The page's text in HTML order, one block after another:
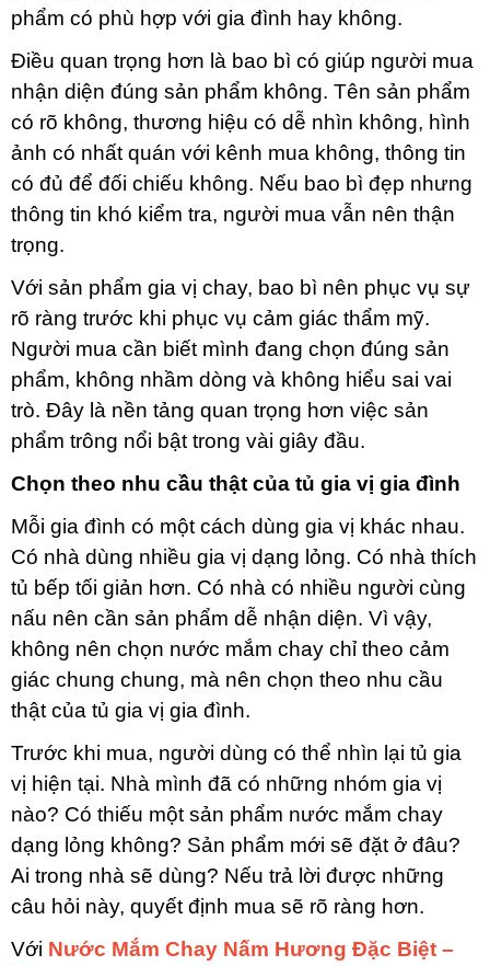
phẩm có phù hợp với gia đình hay không.
Điều quan trọng hơn là bao bì có giúp người mua
nhận diện đúng sản phẩm không. Tên sản phẩm
có rõ không, thương hiệu có dễ nhìn không, hình
ảnh có nhất quán với kênh mua không, thông tin
có đủ để đối chiếu không. Nếu bao bì đẹp nhưng
thông tin khó kiểm tra, người mua vẫn nên thận
trọng.
Với sản phẩm gia vị chay, bao bì nên phục vụ sự
rõ ràng trước khi phục vụ cảm giác thẩm mỹ.
Người mua cần biết mình đang chọn đúng sản
phẩm, không nhầm dòng và không hiểu sai vai
trò. Đây là nền tảng quan trọng hơn việc sản
phẩm trông nổi bật trong vài giây đầu.
Chọn theo nhu cầu thật của tủ gia vị gia đình
Mỗi gia đình có một cách dùng gia vị khác nhau.
Có nhà dùng nhiều gia vị dạng lỏng. Có nhà thích
tủ bếp tối giản hơn. Có nhà có nhiều người cùng
nấu nên cần sản phẩm dễ nhận diện. Vì vậy,
không nên chọn nước mắm chay chỉ theo cảm
giác chung chung, mà nên chọn theo nhu cầu
thật của tủ gia vị gia đình.
Trước khi mua, người dùng có thể nhìn lại tủ gia
vị hiện tại. Nhà mình đã có những nhóm gia vị
nào? Có thiếu một sản phẩm nước mắm chay
dạng lỏng không? Sản phẩm mới sẽ đặt ở đâu?
Ai trong nhà sẽ dùng? Nếu trả lời được những
câu hỏi này, quyết định mua sẽ rõ ràng hơn.
Với Nước Mắm Chay Nấm Hương Đặc Biệt –